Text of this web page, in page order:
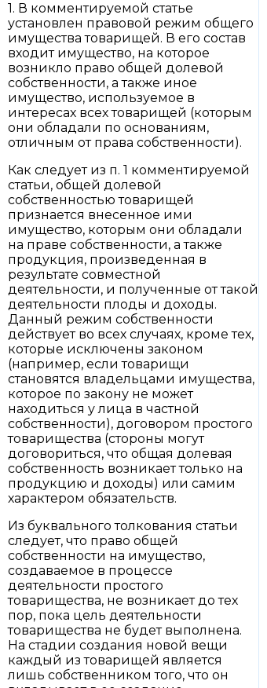
1. В комментируемой статье
установлен правовой режим общего
имущества товарищей. В его состав
входит имущество, на которое
возникло право общей долевой
собственности, а также иное
имущество, используемое в
интересах всех товарищей (которым
они обладали по основаниям,
отличным от права собственности).
Как следует из п. 1 комментируемой
статьи, общей долевой
собственностью товарищей
признается внесенное ими
имущество, которым они обладали
на праве собственности, а также
продукция, произведенная в
результате совместной
деятельности, и полученные от такой
деятельности плоды и доходы.
Данный режим собственности
действует во всех случаях, кроме тех,
которые исключены законом
(например, если товарищи
становятся владельцами имущества,
которое по закону не может
находиться у лица в частной
собственности), договором простого
товарищества (стороны могут
договориться, что общая долевая
собственность возникает только на
продукцию и доходы) или самим
характером обязательств.
Из буквального толкования статьи
следует, что право общей
собственности на имущество,
создаваемое в процессе
деятельности простого
товарищества, не возникает до тех
пор, пока цель деятельности
товарищества не будет выполнена.
На стадии создания новой вещи
каждый из товарищей является
лишь собственником того, что он